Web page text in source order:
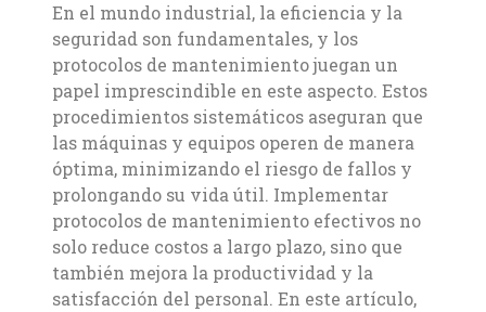
En el mundo industrial, la eficiencia y la
seguridad son fundamentales, y los
protocolos de mantenimiento juegan un
papel imprescindible en este aspecto. Estos
procedimientos sistemáticos aseguran que
las máquinas y equipos operen de manera
óptima, minimizando el riesgo de fallos y
prolongando su vida útil. Implementar
protocolos de mantenimiento efectivos no
solo reduce costos a largo plazo, sino que
también mejora la productividad y la
satisfacción del personal. En este artículo,